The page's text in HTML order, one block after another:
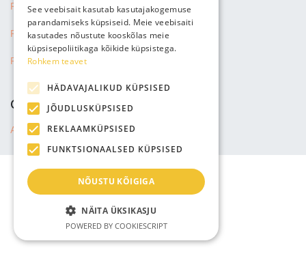
Privatumo politika
Pardavimo sąlygos
Pristatymas informacijos
COMPANY
About us
See veebisait kasutab kasutajakogemuse
parandamiseks küpsiseid. Meie veebisaiti
kasutades nõustute kooskõlas meie
küpsisepoliitikaga kõikide küpsistega.
Rohkem teavet
HÄDAVAJALIKUD KÜPSISED
JÕUDLUSKÜPSISED
REKLAAMKÜPSISED
FUNKTSIONAALSED KÜPSISED
NÕUSTU KÕIGIGA
NÄITA ÜKSIKASJU
POWERED BY COOKIESCRIPT